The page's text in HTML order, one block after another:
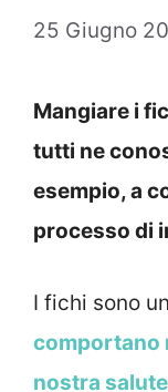
25 Giugno
Mangiare i
tutti ne
esempio, a
processo di
I fichi sono
comportano
nostra salute